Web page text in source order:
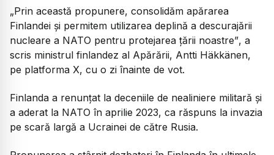
„Prin această propunere, consolidăm apărarea
Finlandei și permitem utilizarea deplină a descurajării
nucleare a NATO pentru protejarea țării noastre”, a
scris ministrul finlandez al Apărării, Antti Häkkänen,
pe platforma X, cu o zi înainte de vot.
Finlanda a renunțat la deceniile de nealiniere militară și
a aderat la NATO în aprilie 2023, ca răspuns la invazia
pe scară largă a Ucrainei de către Rusia.